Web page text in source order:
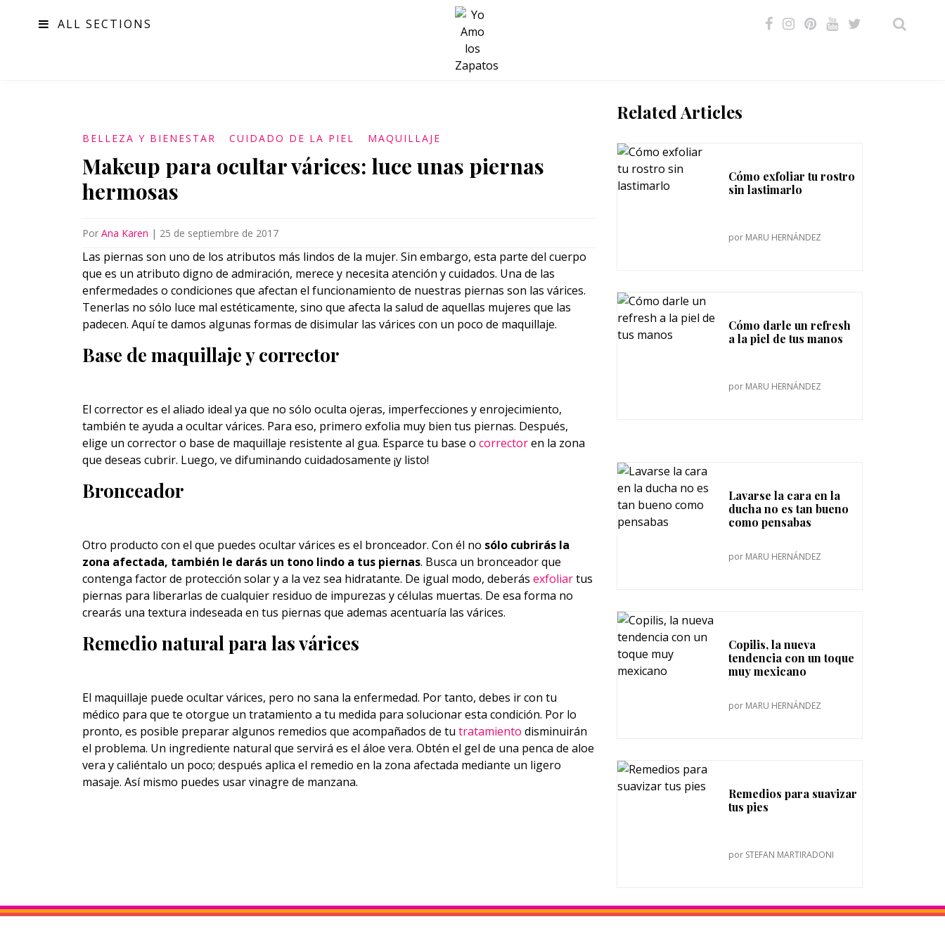
ALL SECTIONS
SALUD
BELLEZA Y BIENESTAR CUIDADO DE LA PIEL MAQUILLAJE
Makeup para ocultar várices: luce unas piernas
hermosas
Por Ana Karen | 25 de septiembre de 2017
Las piernas son uno de los atributos más lindos de la mujer. Sin embargo, esta parte del cuerpo
que es un atributo digno de admiración, merece y necesita atención y cuidados. Una de las
enfermedades o condiciones que afectan el funcionamiento de nuestras piernas son las várices.
Tenerlas no sólo luce mal estéticamente, sino que afecta la salud de aquellas mujeres que las
padecen. Aquí te damos algunas formas de disimular las várices con un poco de maquillaje.
Base de maquillaje y corrector
El corrector es el aliado ideal ya que no sólo oculta ojeras, imperfecciones y enrojecimiento,
también te ayuda a ocultar várices. Para eso, primero exfolia muy bien tus piernas. Después,
elige un corrector o base de maquillaje resistente al gua. Esparce tu base o correctoren la zona
que deseas cubrir. Luego, ve difuminando cuidadosamente ¡y listo!
Bronceador
Otro producto con el que puedes ocultar várices es el bronceador. Con él no sólo cubrirás la
zona afectada, también le darás un tono lindo a tus piernas. Busca un bronceador que
contenga factor de protección solar y a la vez sea hidratante. De igual modo, deberás exfoliartus
piernas para liberarlas de cualquier residuo de impurezas y células muertas. De esa forma no
crearás una textura indeseada en tus piernas que ademas acentuaría las várices.
Remedio natural para las várices
El maquillaje puede ocultar várices, pero no sana la enfermedad. Por tanto, debes ir con tu
médico para que te otorgue un tratamiento a tu medida para solucionar esta condición. Por lo
pronto, es posible preparar algunos remedios que acompañados de tu tratamiento disminuirán
el problema. Un ingrediente natural que servirá es el áloe vera. Obtén el gel de una penca de aloe
vera y caliéntalo un poco; después aplica el remedio en la zona afectada mediante un ligero
masaje. Así mismo puedes usar vinagre de manzana.
Related Articles
Cómo exfoliar tu rostro
sin lastimarlo
por MARU HERNÁNDEZ
Cómo darle un refresh
a la piel de tus manos
por MARU HERNÁNDEZ
Lavarse la cara en la
ducha no es tan bueno
como pensabas
por MARU HERNÁNDEZ
Copilis, la nueva
tendencia con un toque
muy mexicano
por MARU HERNÁNDEZ
Remedios para suavizar
tus pies
por STEFAN MARTIRADONI